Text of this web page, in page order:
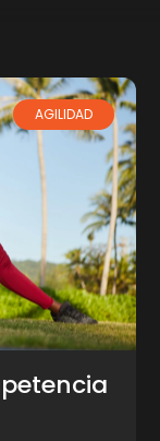
AGILIDAD